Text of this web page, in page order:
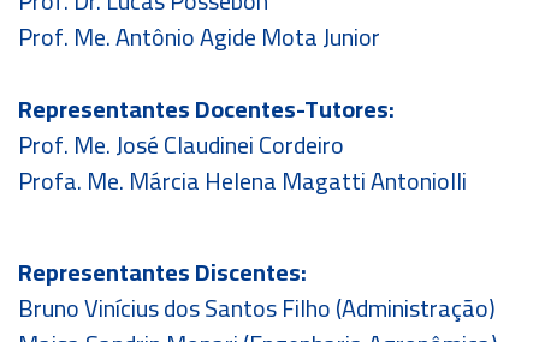
Prof. Me. Antônio Agide Mota Junior
Representantes Docentes-Tutores:
Prof. Me. José Claudinei Cordeiro
Profa. Me. Márcia Helena Magatti Antoniolli
Representantes Discentes:
Bruno Vinícius dos Santos Filho (Administração)